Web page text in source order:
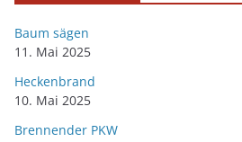
Baum sägen
11. Mai 2025
Heckenbrand
10. Mai 2025
Brennender PKW